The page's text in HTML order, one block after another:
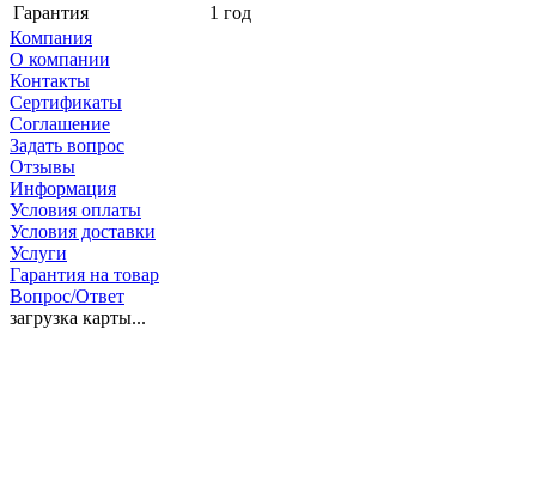
Гарантия
1 год
Компания
О компании
Контакты
Сертификаты
Соглашение
Задать вопрос
Отзывы
Информация
Условия оплаты
Условия доставки
Услуги
Гарантия на товар
Вопрос/Ответ
загрузка карты...